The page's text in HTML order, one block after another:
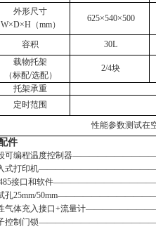
外形尺寸
W×D×H（mm）
625×540×500
容积 30L
载物托架
（标配/选配）
2/4块
托架承重
定时范围
性能参数测试在
件
可编程温度控制器———————————
式打印机———————————————
接口和软件—————————————
孔25mm/50mm—————————————
气体充入接口+流量计—————————
控制门锁———————————————